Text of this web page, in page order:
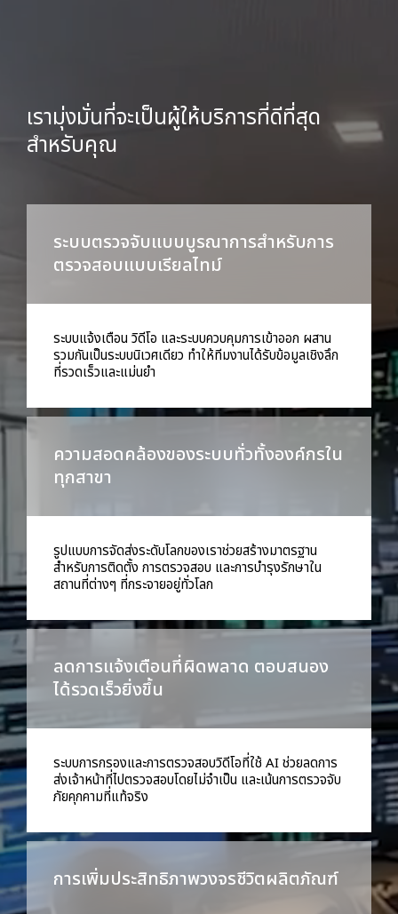
เรามุ่งมั่นที่จะเป็นผู้ให้บริการที่ดีที่สุด
สำหรับคุณ
ระบบตรวจจับแบบบูรณาการสำหรับการ
ตรวจสอบแบบเรียลไทม์
ระบบแจ้งเตือน วิดีโอ และระบบควบคุมการเข้าออก ผสาน
รวมกันเป็นระบบนิเวศเดียว ทำให้ทีมงานได้รับข้อมูลเชิงลึก
ที่รวดเร็วและแม่นยำ
ความสอดคล้องของระบบทั่วทั้งองค์กรใน
ทุกสาขา
รูปแบบการจัดส่งระดับโลกของเราช่วยสร้างมาตรฐาน
สำหรับการติดตั้ง การตรวจสอบ และการบำรุงรักษาใน
สถานที่ต่างๆ ที่กระจายอยู่ทั่วโลก
ลดการแจ้งเตือนที่ผิดพลาด ตอบสนอง
ได้รวดเร็วยิ่งขึ้น
ระบบการกรองและการตรวจสอบวิดีโอที่ใช้ AI ช่วยลดการ
ส่งเจ้าหน้าที่ไปตรวจสอบโดยไม่จำเป็น และเน้นการตรวจจับ
ภัยคุกคามที่แท้จริง
การเพิ่มประสิทธิภาพวงจรชีวิตผลิตภัณฑ์